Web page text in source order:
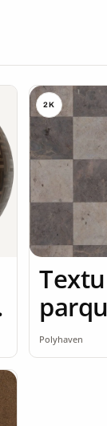
2K
Polyhaven